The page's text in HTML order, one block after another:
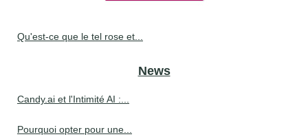
Qu'est-ce que le tel rose et...
News
Candy.ai et l'Intimité AI :...
Pourquoi opter pour une...